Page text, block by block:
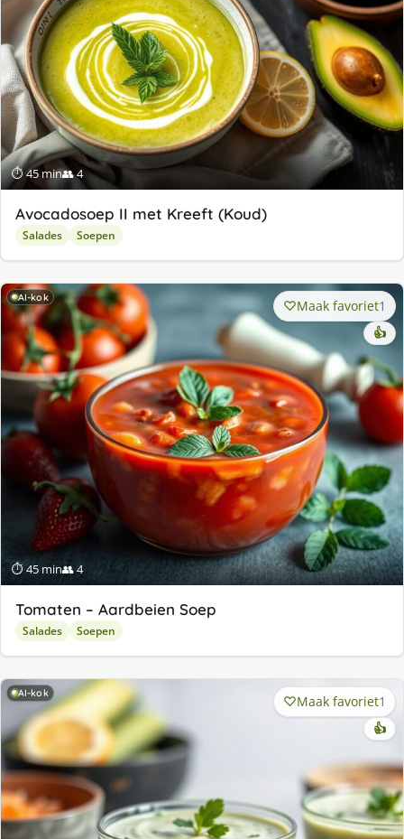
⏱ 45 min👥 4
Avocadosoep II met Kreeft (Koud)
Salades Soepen
AI-kok
⏱ 45 min👥 4
Maak favoriet1
👍
Tomaten – Aardbeien Soep
Salades Soepen
AI-kok Maak favoriet1
👍